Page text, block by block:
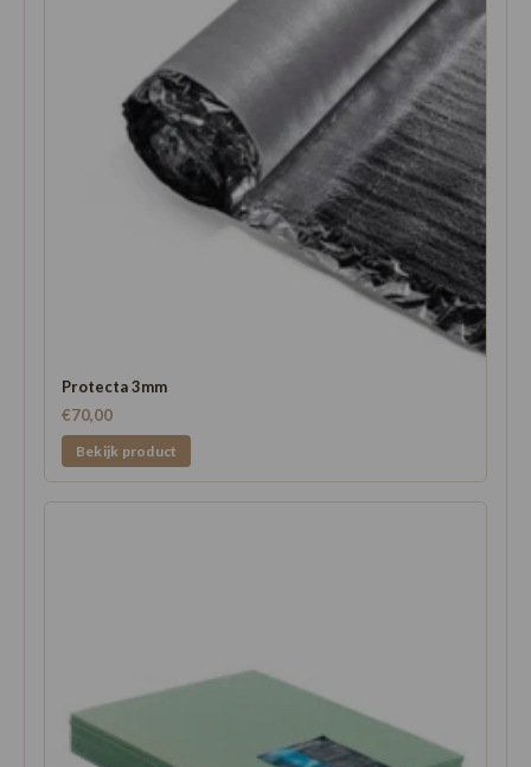
Protecta 3mm
€70,00
Bekijk product